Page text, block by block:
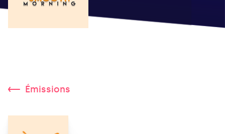
Émissions